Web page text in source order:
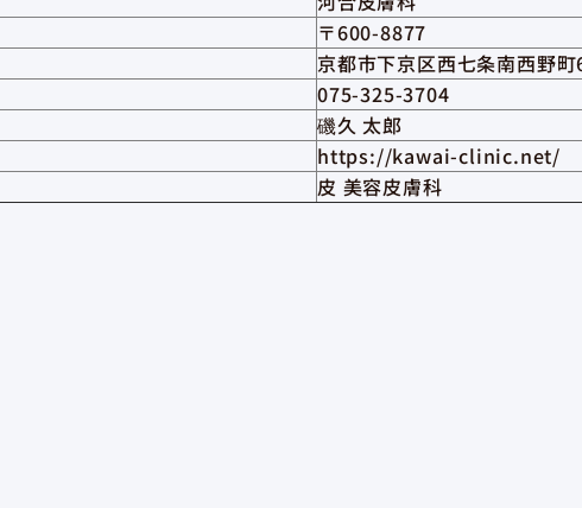
〒600-8877
京都市下京区西七条南西野
075-325-3704
磯久 太郎
https://kawai-clinic.net/
皮 美容皮膚科